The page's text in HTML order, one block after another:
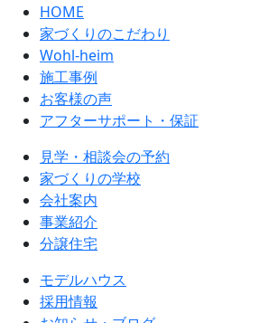
HOME
家づくりのこだわり
Wohl-heim
施工事例
お客様の声
アフターサポート・保証
見学・相談会の予約
家づくりの学校
会社案内
事業紹介
分譲住宅
モデルハウス
採用情報